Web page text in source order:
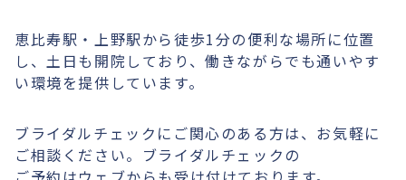
恵比寿駅・上野駅から徒歩1分の便利な場所に位置
し、土日も開院しており、働きながらでも通いやす
い環境を提供しています。
ブライダルチェックにご関心のある方は、お気軽に
ご相談ください。ブライダルチェックの